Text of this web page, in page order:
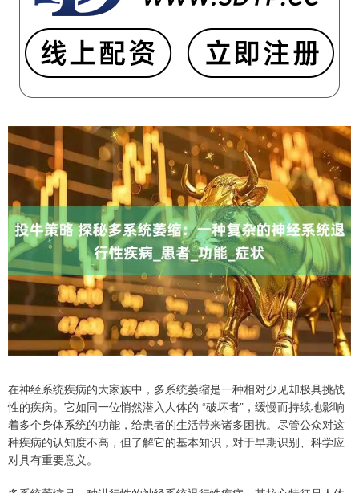
在神经系统疾病的大家族中，多系统萎缩是一种相对少见却极具挑战
性的疾病。它如同一位悄然潜入人体的 “破坏者”，缓慢而持续地影响
着多个身体系统的功能，给患者的生活带来诸多困扰。尽管公众对这
种疾病的认知度不高，但了解它的基本知识，对于早期识别、科学应
对具有重要意义。